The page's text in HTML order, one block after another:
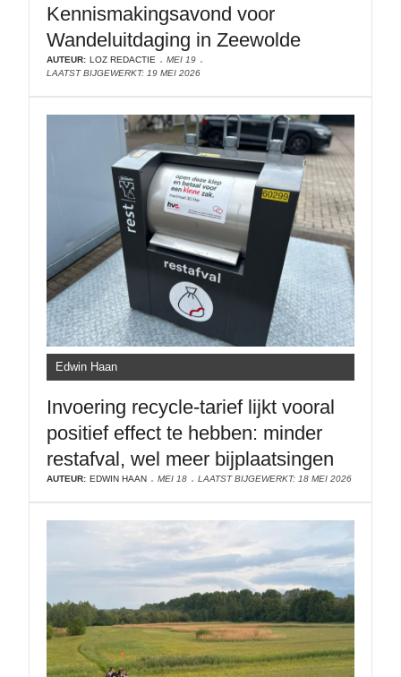
Kennismakingsavond voor
Wandeluitdaging in Zeewolde
AUTEUR: LOZ REDACTIE
MEI 19
LAATST BIJGEWERKT: 19 MEI 2026
Edwin Haan
Invoering recycle-tarief lijkt vooral
positief effect te hebben: minder
restafval, wel meer bijplaatsingen
AUTEUR: EDWIN HAAN MEI 18 LAATST BIJGEWERKT: 18 MEI 2026